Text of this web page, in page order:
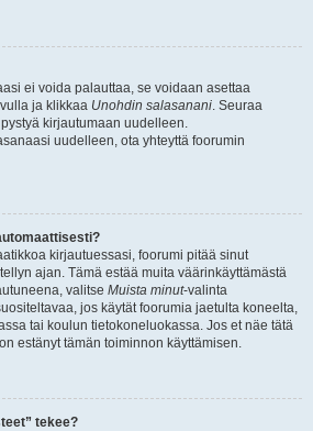
ei voida palauttaa, se voidaan asettaa
ja klikkaa Unohdin salasanani. Seuraa
kirjautumaan uudelleen.
uudelleen, ota yhteyttä foorumin
kirjautuessasi, foorumi pitää sinut
ajan. Tämä estää muita väärinkäyttämästä
valitse Muista minut-valinta
jos käytät foorumia jaetulta koneelta,
tai koulun tietokoneluokassa. Jos et näe tätä
estänyt tämän toiminnon käyttämisen.
tekee?